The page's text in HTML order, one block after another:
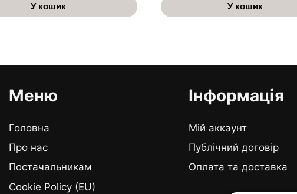
У кошик У кошик
Меню
Головна
Про нас
Постачальникам
Cookie Policy (EU)
Інформація
Мій аккаунт
Публічний договір
Оплата та доставка